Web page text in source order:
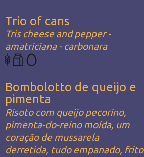
Trio of cans
Tris cheese and pepper -
amatriciana - carbonara
Bombolotto de queijo e
pimenta
Risoto com queijo pecorino,
pimenta-do-reino moída, um
coração de mussarela
derretida, tudo empanado, frito